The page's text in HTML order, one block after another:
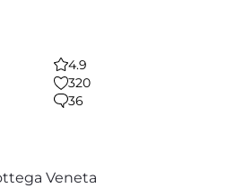
4.9
320
36
Veneta